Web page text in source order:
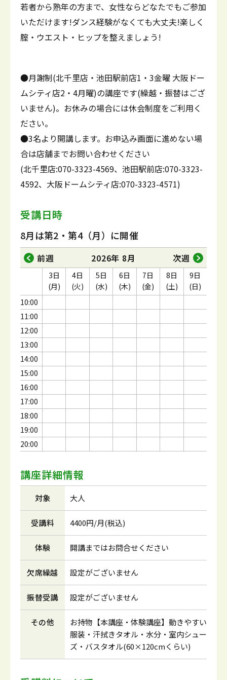
若者から熟年の方まで、女性ならどなたでもご参加
いただけます!ダンス経験がなくても大丈夫!楽しく
腟・ウエスト・ヒップを整えましょう!
●月謝制(北千里店・池田駅前店1・3金曜 大阪ドー
ムシティ店2・4月曜)の講座です(繰越・振替はござ
いません)。お休みの場合には休会制度をご利用く
ださい。
●3名より開講します。お申込み画面に進めない場
合は店舗までお問い合わせください
(北千里店:070-3323-4569、池田駅前店:070-3323-
4592、大阪ドームシティ店:070-3323-4571)
受講日時
8月は第2・第4（月）に開催
前週 2026年 8月 次週
10:00
11:00
12:00
13:00
14:00
15:00
16:00
17:00
18:00
19:00
20:00
3日
(月)
4日
(火)
5日
(水)
6日
(木)
7日
(金)
8日
(土)
9日
(日)
講座詳細情報
対象 大人
受講料 4400円/月(税込)
体験 開講まではお問合せください
欠席繰越 設定がございません
振替受講 設定がございません
その他
お持物【本講座・体験講座】動きやすい
服装・汗拭きタオル・水分・室内シュー
ズ・バスタオル(60×120cmくらい)